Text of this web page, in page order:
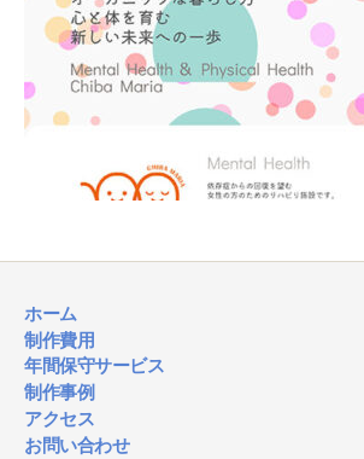
式
会
社
ホーム
制作費用
年間保守サービス
制作事例
アクセス
お問い合わせ